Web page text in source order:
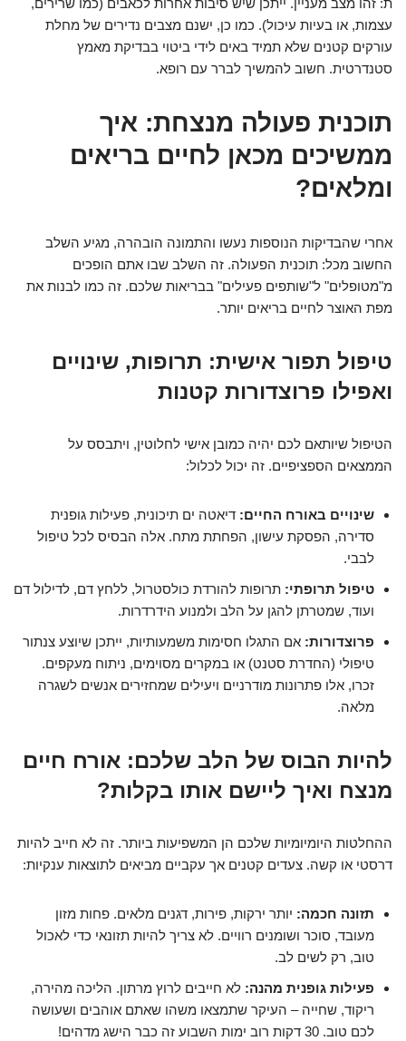
ת: זהו מצב מעניין. ייתכן שיש סיבות אחרות לכאבים (כמו שרירים,
עצמות, או בעיות עיכול). כמו כן, ישנם מצבים נדירים של מחלת
עורקים קטנים שלא תמיד באים לידי ביטוי בבדיקת מאמץ
סטנדרטית. חשוב להמשיך לברר עם רופא.
תוכנית פעולה מנצחת: איך
ממשיכים מכאן לחיים בריאים
ומלאים?
אחרי שהבדיקות הנוספות נעשו והתמונה הובהרה, מגיע השלב
החשוב מכל: תוכנית הפעולה. זה השלב שבו אתם הופכים
מ"מטופלים" ל"שותפים פעילים" בבריאות שלכם. זה כמו לבנות את
מפת האוצר לחיים בריאים יותר.
טיפול תפור אישית: תרופות, שינויים
ואפילו פרוצדורות קטנות
הטיפול שיותאם לכם יהיה כמובן אישי לחלוטין, ויתבסס על
הממצאים הספציפיים. זה יכול לכלול:
שינויים באורח החיים: דיאטה ים תיכונית, פעילות גופנית
סדירה, הפסקת עישון, הפחתת מתח. אלה הבסיס לכל טיפול
לבבי.
טיפול תרופתי: תרופות להורדת כולסטרול, ללחץ דם, לדילול דם
ועוד, שמטרתן להגן על הלב ולמנוע הידרדרות.
פרוצדורות: אם התגלו חסימות משמעותיות, ייתכן שיוצע צנתור
טיפולי (החדרת סטנט) או במקרים מסוימים, ניתוח מעקפים.
זכרו, אלו פתרונות מודרניים ויעילים שמחזירים אנשים לשגרה
מלאה.
להיות הבוס של הלב שלכם: אורח חיים
מנצח ואיך ליישם אותו בקלות?
ההחלטות היומיומיות שלכם הן המשפיעות ביותר. זה לא חייב להיות
דרסטי או קשה. צעדים קטנים אך עקביים מביאים לתוצאות ענקיות:
תזונה חכמה: יותר ירקות, פירות, דגנים מלאים. פחות מזון
מעובד, סוכר ושומנים רוויים. לא צריך להיות תזונאי כדי לאכול
טוב, רק לשים לב.
פעילות גופנית מהנה: לא חייבים לרוץ מרתון. הליכה מהירה,
ריקוד, שחייה – העיקר שתמצאו משהו שאתם אוהבים ושעושה
לכם טוב. 30 דקות רוב ימות השבוע זה כבר הישג מדהים!